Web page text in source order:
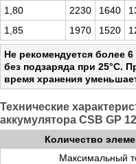
1,80
2230 1640
1,85
1970 1520
Не рекомендуется более
без подзаряда при 25°C.
время хранения
Технические
аккумулятора CSB GP
Количество
Максимальный